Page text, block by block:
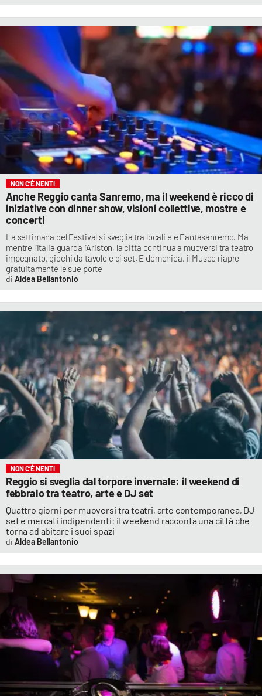
NON C’È NENTI
Anche Reggio canta Sanremo, ma il weekend è ricco di
iniziative con dinner show, visioni collettive, mostre e
concerti
La settimana del Festival si sveglia tra locali e e Fantasanremo. Ma
mentre l’Italia guarda l’Ariston, la città continua a muoversi tra teatro
impegnato, giochi da tavolo e dj set. E domenica, il Museo riapre
gratuitamente le sue porte
Aldea Bellantonio
NON C’È NENTI
Reggio si sveglia dal torpore invernale: il weekend di
febbraio tra teatro, arte e DJ set
Quattro giorni per muoversi tra teatri, arte contemporanea, DJ
set e mercati indipendenti: il weekend racconta una città che
torna ad abitare i suoi spazi
Aldea Bellantonio